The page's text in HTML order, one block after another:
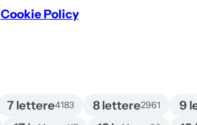
Cookie Policy
7 lettere4183 8 lettere2961 9